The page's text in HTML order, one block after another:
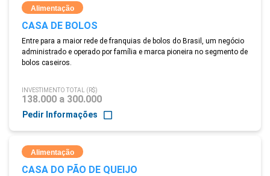
Alimentação
CASA DE BOLOS
Entre para a maior rede de franquias de bolos do Brasil, um negócio
administrado e operado por família e marca pioneira no segmento de
bolos caseiros.
INVESTIMENTO TOTAL (R$)
138.000 a 300.000
Pedir Informações
Alimentação
CASA DO PÃO DE QUEIJO